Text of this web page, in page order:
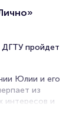
ДГТУ пройдет
Юлии и его
из
интересов и
собой, то